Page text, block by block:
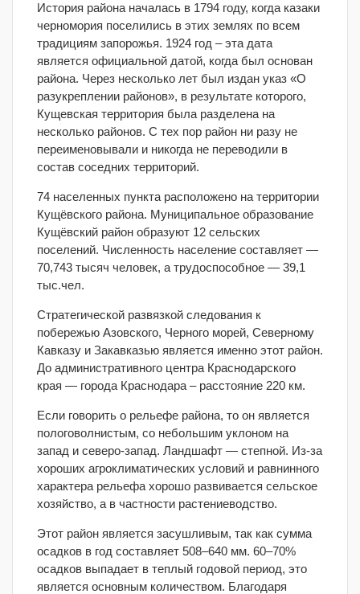
История района началась в 1794 году, когда казаки
черномория поселились в этих землях по всем
традициям запорожья. 1924 год – эта дата
является официальной датой, когда был основан
района. Через несколько лет был издан указ «О
разукреплении районов», в результате которого,
Кущевская территория была разделена на
несколько районов. С тех пор район ни разу не
переименовывали и никогда не переводили в
состав соседних территорий.
74 населенных пункта расположено на территории
Кущёвского района. Муниципальное образование
Кущёвский район образуют 12 сельских
поселений. Численность население составляет —
70,743 тысяч человек, а трудоспособное — 39,1
тыс.чел.
Стратегической развязкой следования к
побережью Азовского, Черного морей, Северному
Кавказу и Закавказью является именно этот район.
До административного центра Краснодарского
края — города Краснодара – расстояние 220 км.
Если говорить о рельефе района, то он является
пологоволнистым, со небольшим уклоном на
запад и северо-запад. Ландшафт — степной. Из-за
хороших агроклиматических условий и равнинного
характера рельефа хорошо развивается сельское
хозяйство, а в частности растениеводство.
Этот район является засушливым, так как сумма
осадков в год составляет 508–640 мм. 60–70%
осадков выпадает в теплый годовой период, это
является основным количеством. Благодаря